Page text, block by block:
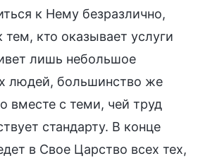
к Нему безразлично,
тем, кто оказывает услуги
лишь небольшое
людей, большинство же
вместе с теми, чей труд
стандарту. В конце
в Свое Царство всех тех,